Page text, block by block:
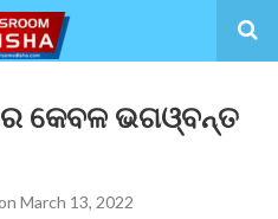
କେବଳ ଭଗଓ୍ବନ୍ତ
March 13, 2022